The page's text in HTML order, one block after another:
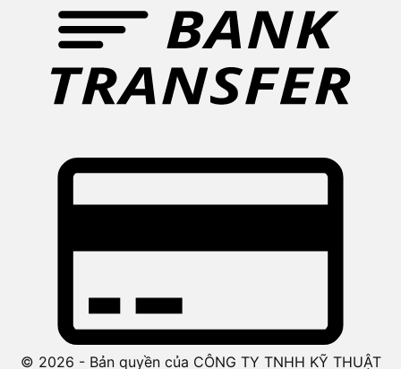
© 2026 - Bản quyền của CÔNG TY TNHH KỸ THUẬT